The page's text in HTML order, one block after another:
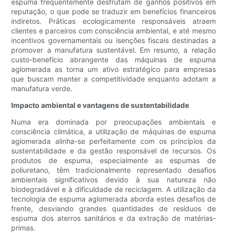
espuma frequentemente desfrutam de ganhos positivos em
reputação, o que pode se traduzir em benefícios financeiros
indiretos. Práticas ecologicamente responsáveis ​​atraem
clientes e parceiros com consciência ambiental, e até mesmo
incentivos governamentais ou isenções fiscais destinadas a
promover a manufatura sustentável. Em resumo, a relação
custo-benefício abrangente das máquinas de espuma
aglomerada as torna um ativo estratégico para empresas
que buscam manter a competitividade enquanto adotam a
manufatura verde.
Impacto ambiental e vantagens de sustentabilidade
Numa era dominada por preocupações ambientais e
consciência climática, a utilização de máquinas de espuma
aglomerada alinha-se perfeitamente com os princípios da
sustentabilidade e da gestão responsável de recursos. Os
produtos de espuma, especialmente as espumas de
poliuretano, têm tradicionalmente representado desafios
ambientais significativos devido à sua natureza não
biodegradável e à dificuldade de reciclagem. A utilização da
tecnologia de espuma aglomerada aborda estes desafios de
frente, desviando grandes quantidades de resíduos de
espuma dos aterros sanitários e da extração de matérias-
primas.